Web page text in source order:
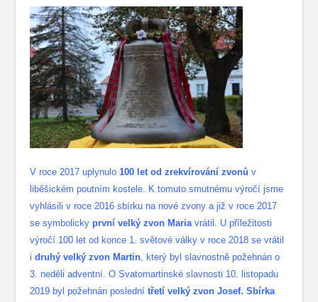
V roce 2017 uplynulo100 let od zrekvírování zvonů v
liběšickém poutním kostele. K tomuto smutnému výročí jsme
vyhlásili v roce 2016 sbírku na nové zvony a již v roce 2017
se symbolickyprvní velký zvon Mariavrátil. U příležitosti
výročí 100 let od konce 1. světové války v roce 2018 se vrátil
idruhý velký zvon Martin, který byl slavnostně požehnán o
3. neděli adventní. O Svatomartinské slavnosti 10. listopadu
2019 byl požehnán poslednítřetí velký zvon Josef. Sbírka